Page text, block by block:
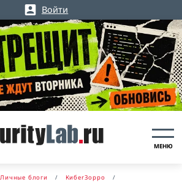
Войти
МЕНЮ
Личные блоги КибerЗорро